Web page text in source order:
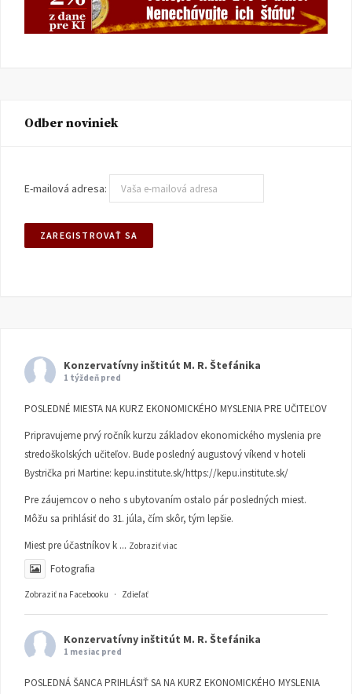
Odber noviniek
E-mailová adresa:
Konzervatívny inštitút M. R. Štefánika
1 týždeň pred
POSLEDNÉ MIESTA NA KURZ EKONOMICKÉHO MYSLENIA PRE UČITEĽOV
Pripravujeme prvý ročník kurzu základov ekonomického myslenia pre
stredoškolských učiteľov. Bude posledný augustový víkend v hoteli
Bystrička pri Martine: kepu.institute.sk/https://kepu.institute.sk/
Pre záujemcov o neho s ubytovaním ostalo pár posledných miest.
Môžu sa prihlásiť do 31. júla, čím skôr, tým lepšie.
Miest pre účastníkov k ... Zobraziť viac
Fotografia
Zobraziť na Facebooku · Zdieľať
Konzervatívny inštitút M. R. Štefánika
1 mesiac pred
POSLEDNÁ ŠANCA PRIHLÁSIŤ SA NA KURZ EKONOMICKÉHO MYSLENIA